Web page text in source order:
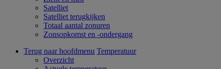
Satelliet
Satelliet terugkijken
Totaal aantal zonuren
Zonsopkomst en -ondergang
Terug naar hoofdmenu Temperatuur
Overzicht